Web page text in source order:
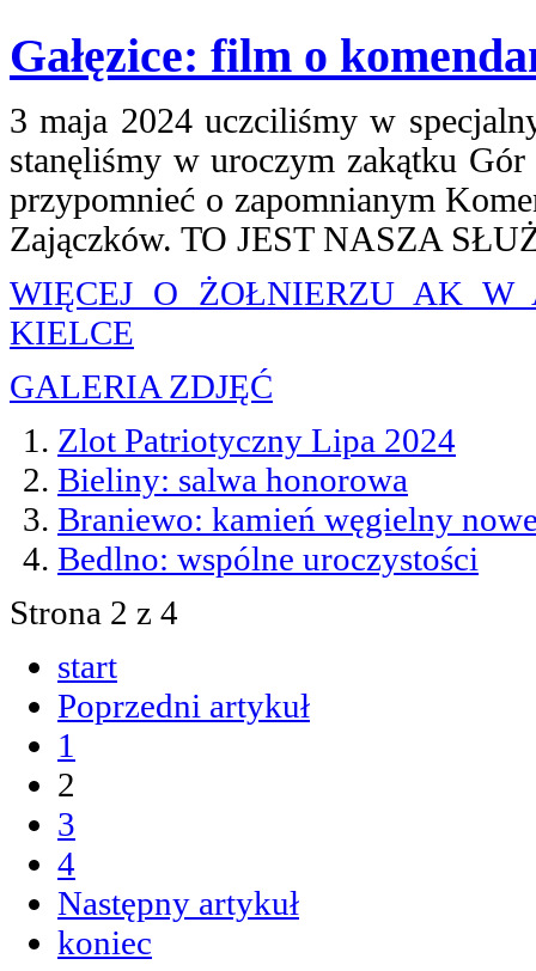
Gałęzice: film o
3 maja 2024 uczciliśmy w
stanęliśmy w uroczym zakątku
przypomnieć o zapomnianym
Zajączków. TO JEST NASZA
WIĘCEJ O ŻOŁNIERZU AK W
KIELCE
GALERIA ZDJĘĆ
Zlot Patriotyczny Lipa 2024
Bieliny: salwa honorowa
Braniewo: kamień węgielny
Bedlno: wspólne uroczystości
Strona 2 z 4
start
Poprzedni artykuł
1
2
3
4
Następny artykuł
koniec